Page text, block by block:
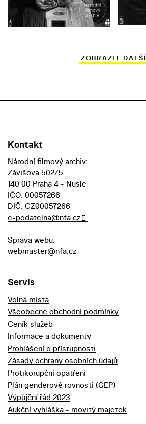
ZOBRAZIT DALŠÍ
Kontakt
Národní filmový archiv:
Závišova 502/5
140 00 Praha 4 - Nusle
IČO: 00057266
DIČ: CZ00057266
e-podatelna@nfa.cz
Správa webu:
webmaster@nfa.cz
Servis
Volná místa
Všeobecné obchodní podmínky
Ceník služeb
Informace a dokumenty
Prohlášení o přístupnosti
Zásady ochrany osobních údajů
Protikorupční opatření
Plán genderové rovnosti (GEP)
Výpůjční řád 2023
Aukční vyhláška - movitý majetek